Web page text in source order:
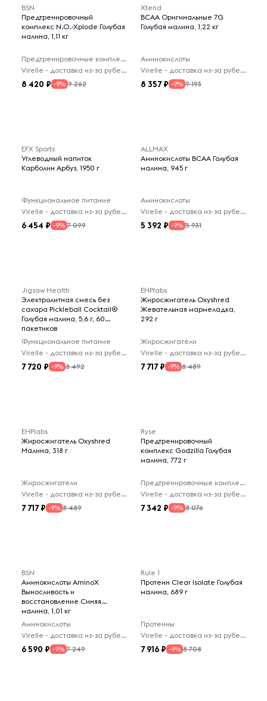
BSN
Предтренировочный
комплекс N.O.-Xplode Голубая
малина, 1,11 кг
Предтренировочные комплексы
Virelle - доставка из-за рубежа
8 420 -9% 9 262
Xtend
BCAA Оригинальные 7G
Голубая малина, 1,22 кг
Аминокислоты
Virelle - доставка из-за рубежа
8 357 -9% 9 193
EFX Sports
Углеводный напиток
Карболин Арбуз, 1950 г
Функциональное питание
Virelle - доставка из-за рубежа
6 454 -9% 7 099
ALLMAX
Аминокислоты BCAA Голубая
малина, 945 г
Аминокислоты
Virelle - доставка из-за рубежа
5 392 -9% 5 931
Jigsaw Health
Электролитная смесь без
сахара Pickleball Cocktail®
Голубая малина, 5,6 г, 60
пакетиков
Функциональное питание
Virelle - доставка из-за рубежа
7 720 -9% 8 492
EHPlabs
Жиросжигатель Oxyshred
Жевательная мармеладка,
292 г
Жиросжигатели
Virelle - доставка из-за рубежа
7 717 -9% 8 489
EHPlabs
Жиросжигатель Oxyshred
Малина, 318 г
Жиросжигатели
Virelle - доставка из-за рубежа
7 717 -9% 8 489
Ryse
Предтренировочный
комплекс Godzilla Голубая
малина, 772 г
Предтренировочные комплексы
Virelle - доставка из-за рубежа
7 342 -9% 8 076
BSN
Аминокислоты AminoX
Выносливость и
восстановление Синяя
малина, 1,01 кг
Аминокислоты
Virelle - доставка из-за рубежа
6 590 -9% 7 249
Rule 1
Протеин Clear Isolate Голубая
малина, 689 г
Протеины
Virelle - доставка из-за рубежа
7 916 -9% 8 708